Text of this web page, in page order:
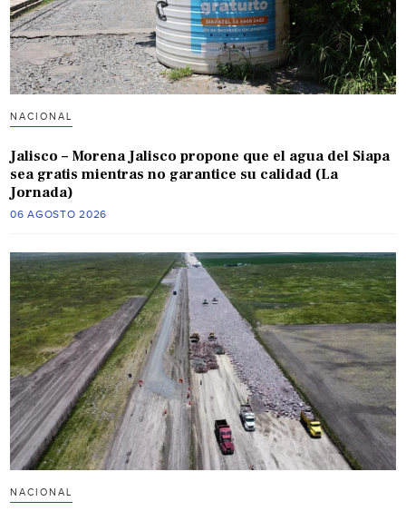
NACIONAL
Jalisco – Morena Jalisco propone que el agua del Siapa
sea gratis mientras no garantice su calidad (La
Jornada)
06 AGOSTO 2026
NACIONAL